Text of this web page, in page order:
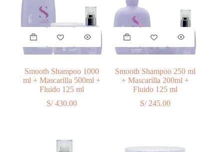
Smooth Shampoo 1000
ml + Mascarilla 500ml +
Fluido 125 ml
S/430.00
Smooth Shampoo 250 ml
+ Mascarilla 200ml +
Fluido 125 ml
S/245.00